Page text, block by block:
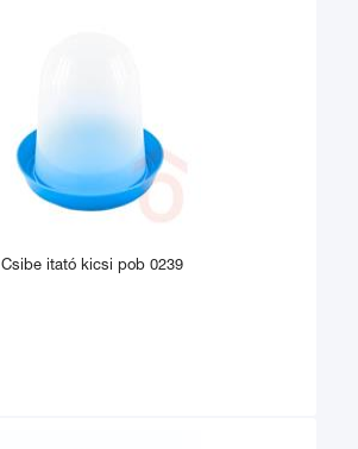
Csibe itató kicsi pob 0239